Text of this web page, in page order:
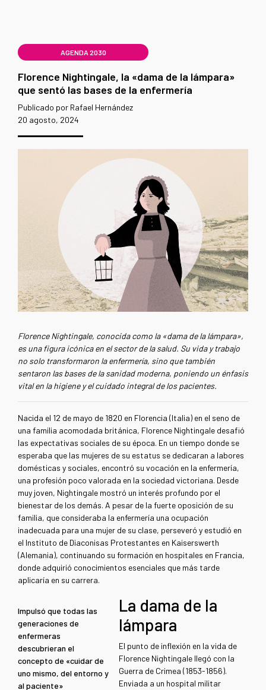
AGENDA 2030
Florence Nightingale, la «dama de la lámpara»
que sentó las bases de la enfermería
Publicado por Rafael Hernández
20 agosto, 2024
Florence Nightingale, conocida como la «dama de la lámpara»,
es una figura icónica en el sector de la salud. Su vida y trabajo
no solo transformaron la enfermería, sino que también
sentaron las bases de la sanidad moderna, poniendo un énfasis
vital en la higiene y el cuidado integral de los pacientes.
Nacida el 12 de mayo de 1820 en Florencia (Italia) en el seno de
una familia acomodada británica, Florence Nightingale desafió
las expectativas sociales de su época. En un tiempo donde se
esperaba que las mujeres de su estatus se dedicaran a labores
domésticas y sociales, encontró su vocación en la enfermería,
una profesión poco valorada en la sociedad victoriana. Desde
muy joven, Nightingale mostró un interés profundo por el
bienestar de los demás. A pesar de la fuerte oposición de su
familia, que consideraba la enfermería una ocupación
inadecuada para una mujer de su clase, perseveró y estudió en
el Instituto de Diaconisas Protestantes en Kaiserswerth
(Alemania), continuando su formación en hospitales en Francia,
donde adquirió conocimientos esenciales que más tarde
aplicaría en su carrera.
Impulsó que todas las
generaciones de
enfermeras
descubrieran el
concepto de «cuidar de
uno mismo, del entorno y
al paciente»
La dama de la
lámpara
El punto de inflexión en la vida de
Florence Nightingale llegó con la
Guerra de Crimea (1853-1856).
Enviada a un hospital militar